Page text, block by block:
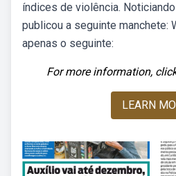
índices de violência.
publicou a seguinte manchete:
apenas o seguinte:
For more information,
LEARN